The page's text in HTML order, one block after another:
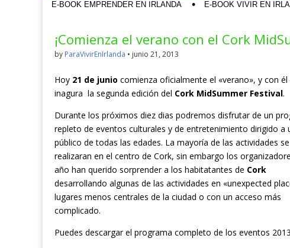
E-BOOK EMPRENDER EN IRLANDA E-BOOK VIVIR EN
¡Comienza el verano con el Cork
by ParaVivirEnIrlanda • junio 21, 2013
Hoy 21 de junio comienza oficialmente el «verano», y con él
inagura la segunda edición del Cork MidSummer Festival.
Durante los próximos diez dias podremos disfrutar de un
repleto de eventos culturales y de entretenimiento dirigido a
público de todas las edades. La mayoría de las actividades se
realizaran en el centro de Cork, sin embargo los
año han querido sorprender a los habitatantes de Cork
desarrollando algunas de las actividades en «unexpected
lugares menos centrales de la ciudad o con un acceso más
complicado.
Puedes descargar el programa completo de los eventos 2013